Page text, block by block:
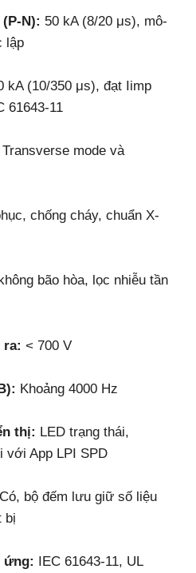
N): 50 kA (8/20 μs), mô-
lập
kA (10/350 μs), đạt Iimp
61643-11
Transverse mode và
chống cháy, chuẩn X-
bão hòa, lọc nhiễu tần
ra: < 700 V
Khoảng 4000 Hz
thị: LED trạng thái,
với App LPI SPD
Có, bộ đếm lưu giữ số liệu
bị
ứng: IEC 61643-11, UL